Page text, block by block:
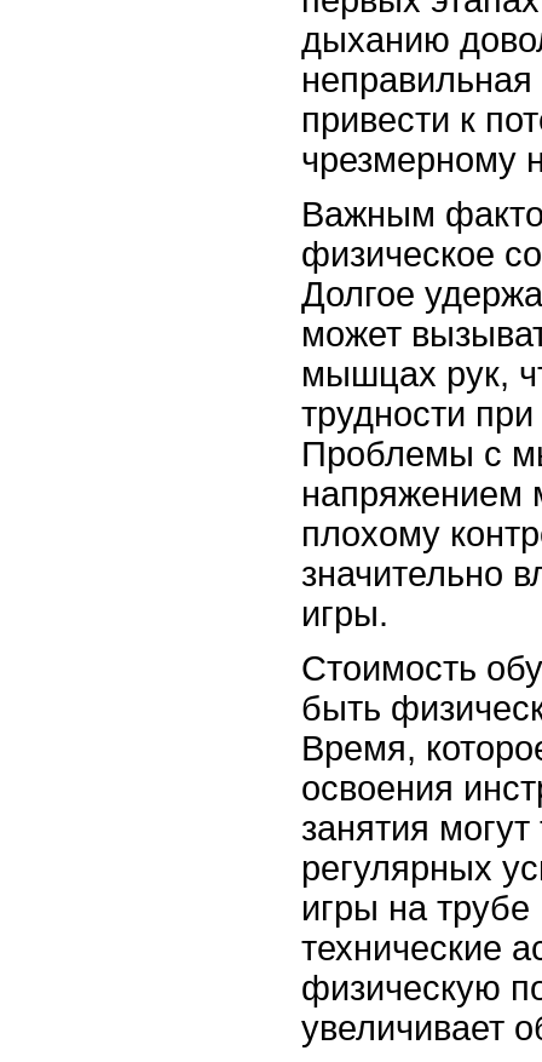
дыханию
привести к
чрезмерному
Важным
физическое
Долгое
может
мышцах рук,
трудности
Проблемы с
напряжением
плохому
значительно
игры.
Стоимость
быть
Время,
освоения
занятия могут
регулярных
игры на трубе
технические
физическую
увеличивает